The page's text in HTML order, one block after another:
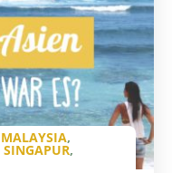
MALAYSIA,
SINGAPUR,